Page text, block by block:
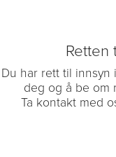
Retten
Du har rett til innsyn
deg og å be om
Ta kontakt med